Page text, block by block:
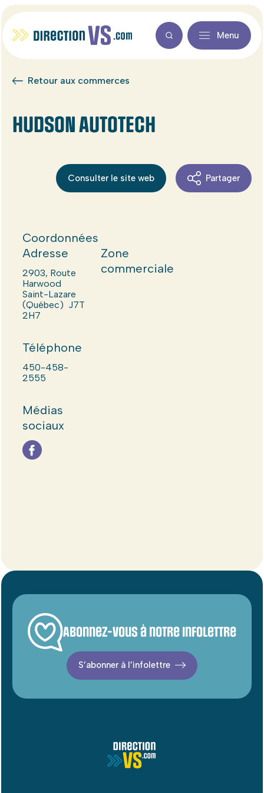
Menu
Retour aux commerces
HUDSON AUTOTECH
Consulter le site web Partager
Coordonnées
Adresse
2903, Route
Harwood
Saint-Lazare
(Québec) J7T
2H7
Téléphone
450-458-
2555
Médias
sociaux
Zone
commerciale
Abonnez-vous à notre infolettre
S’abonner à l’infolettre